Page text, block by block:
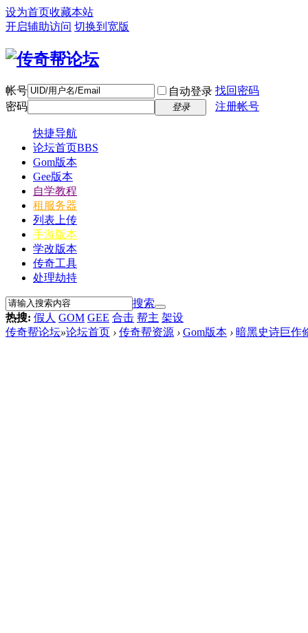
设为首页收藏本站
开启辅助访问 切换到宽版
帐号 自动登录 找回密码
密码
登录 注册帐号
快捷导航
论坛首页BBS
Gom版本
Gee版本
自学教程
租服务器
列表上传
手游版本
学改版本
传奇工具
处理劫持
搜索
热搜: 假人 GOM GEE 合击 帮主 架设
传奇帮论坛»论坛首页 › 传奇帮资源 › Gom版本 › 暗黑史诗巨作